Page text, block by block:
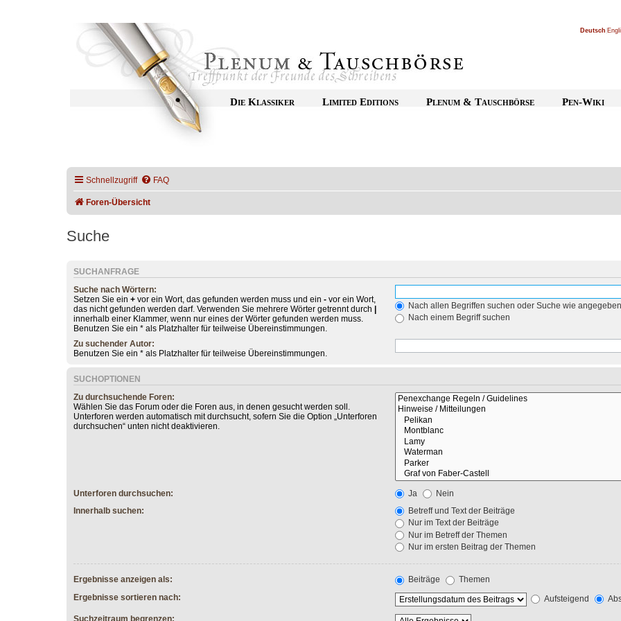
Deutsch
Die Klassiker Limited Editions Plenum & Tauschbörse Pen-Wiki
Schnellzugriff FAQ
Foren-Übersicht
Suche
SUCHANFRAGE
Suche nach Wörtern:
Setzen Sie ein + vor ein Wort, das gefunden werden muss und ein - vor ein Wort,
das nicht gefunden werden darf. Verwenden Sie mehrere Wörter getrennt durch
innerhalb einer Klammer, wenn nur eines der Wörter gefunden werden muss.
Benutzen Sie ein * als Platzhalter für teilweise Übereinstimmungen.
Nach allen Begriffen suchen oder Suche wie
Nach einem Begriff suchen
Zu suchender Autor:
Benutzen Sie ein * als Platzhalter für teilweise Übereinstimmungen.
SUCHOPTIONEN
Zu durchsuchende Foren:
Wählen Sie das Forum oder die Foren aus, in denen gesucht werden soll.
Unterforen werden automatisch mit durchsucht, sofern Sie die Option „Unterforen
durchsuchen“ unten nicht deaktivieren.
Unterforen durchsuchen: Ja
Nein
Innerhalb suchen:
Betreff und Text der Beiträge
Nur im Text der Beiträge
Nur im Betreff der Themen
Nur im ersten Beitrag der Themen
Ergebnisse anzeigen als: Beiträge
Themen
Ergebnisse sortieren nach:
Aufsteigend
Suchzeitraum begrenzen: